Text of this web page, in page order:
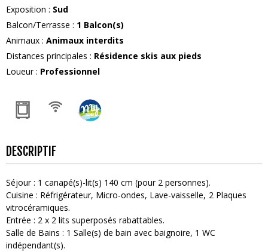
Exposition : Sud
Balcon/Terrasse : 1 Balcon(s)
Animaux : Animaux interdits
Distances principales : Résidence skis aux pieds
Loueur: Professionnel
DESCRIPTIF
Séjour: 1 canapé(s)-lit(s) 140 cm (pour 2 personnes)
Cuisine : Réfrigérateur Micro-ondes Lave-vaisselle 2 Plaques
vitrocéramiques
Entrée : 2 x 2 lits superposés rabattables
Salle de Bains : 1 Salle(s) de bain avec baignoire 1 WC
indépendant(s)